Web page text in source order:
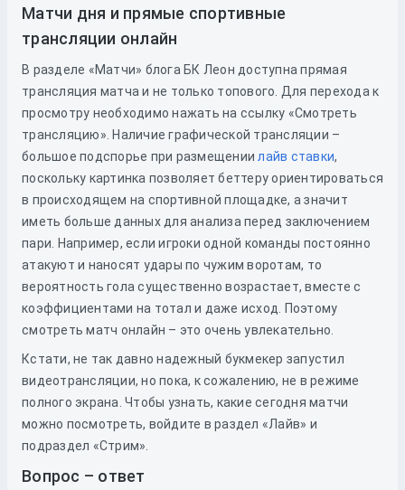
Матчи дня и прямые спортивные
трансляции онлайн
В разделе «Матчи» блога БК Леон доступна прямая
трансляция матча и не только топового. Для перехода к
просмотру необходимо нажать на ссылку «Смотреть
трансляцию». Наличие графической трансляции –
большое подспорье при размещениилайв ставки,
поскольку картинка позволяет беттеру ориентироваться
в происходящем на спортивной площадке, а значит
иметь больше данных для анализа перед заключением
пари. Например, если игроки одной команды постоянно
атакуют и наносят удары по чужим воротам, то
вероятность гола существенно возрастает, вместе с
коэффициентами на тотал и даже исход. Поэтому
смотреть матч онлайн – это очень увлекательно.
Кстати, не так давно надежный букмекер запустил
видеотрансляции, но пока, к сожалению, не в режиме
полного экрана. Чтобы узнать, какие сегодня матчи
можно посмотреть, войдите в раздел «Лайв» и
подраздел «Стрим».
Вопрос – ответ